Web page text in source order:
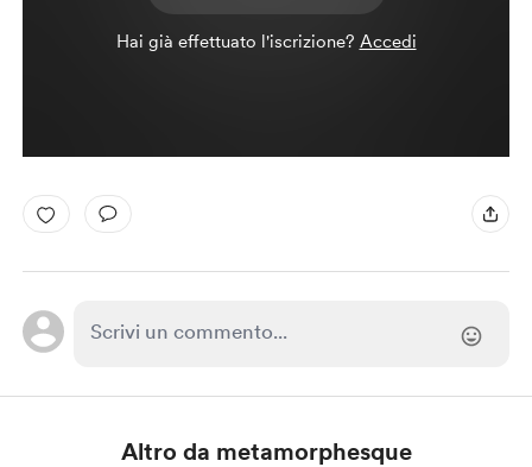
Hai già effettuato l'iscrizione? Accedi
Altro da metamorphesque